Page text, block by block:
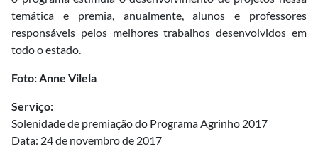
temática e premia, anualmente, alunos e professores
responsáveis pelos melhores trabalhos desenvolvidos em
todo o estado.
Foto: Anne Vilela
Serviço:
Solenidade de premiação do Programa Agrinho 2017
Data: 24 de novembro de 2017